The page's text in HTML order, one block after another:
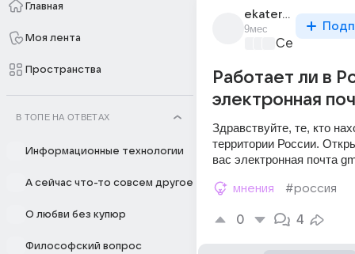
Главная
Моя лента
Пространства
В ТОПЕ НА ОТВЕТАХ
Информационные технологии
А сейчас что-то совсем другое
О любви без купюр
Философский вопрос
ekaterina_55596
9мес
Сервисы в
Работает ли в
электронная
Здравствуйте, те, кто
территории России.
вас электронная почта
мнения #россия
0 4